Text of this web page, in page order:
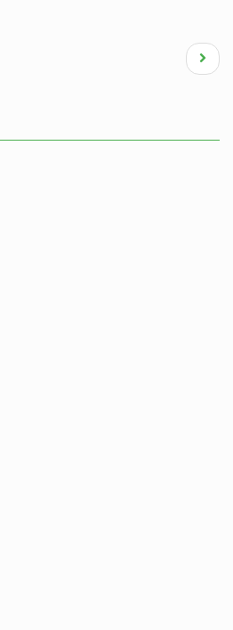
Next
page